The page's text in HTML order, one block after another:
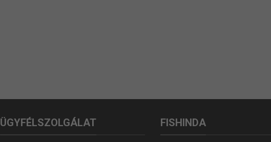
ÜGYFÉLSZOLGÁLAT FISHINDA